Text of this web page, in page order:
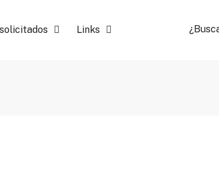
Links